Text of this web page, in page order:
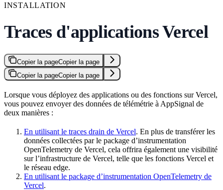
INSTALLATION
Traces d'applications Vercel
Copier la pageCopier la page
Copier la pageCopier la page
Lorsque vous déployez des applications ou des fonctions sur Vercel,
vous pouvez envoyer des données de télémétrie à AppSignal de
deux manières :
En utilisant le traces drain de Vercel. En plus de transférer les
données collectées par le package d’instrumentation
OpenTelemetry de Vercel, cela offrira également une visibilité
sur l’infrastructure de Vercel, telle que les fonctions Vercel et
le réseau edge.
En utilisant le package d’instrumentation OpenTelemetry de
Vercel.